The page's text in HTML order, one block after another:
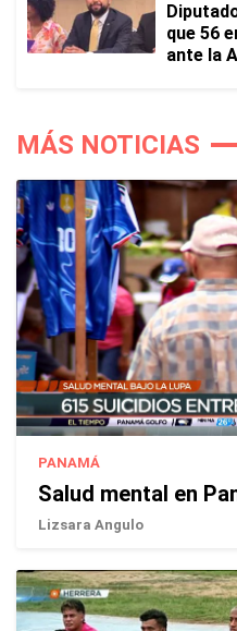
que 56
ante la
MÁS NOTICIAS
PANAMÁ
Salud mental en
Lizsara Angulo